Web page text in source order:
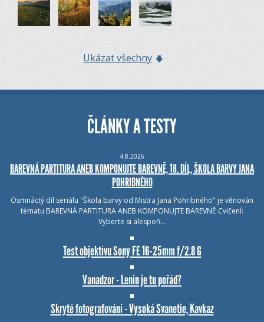
Ukázat všechny
ČLÁNKY A TESTY
4.8.2026
BAREVNÁ PARTITURA ANEB KOMPONUJTE BAREVNĚ, 18. DÍL, ŠKOLA BARVY JANA
POHRIBNÉHO
Osmnáctý díl seriálu "Škola barvy od Mistra Jana Pohribného" je věnován
tématu BAREVNÁ PARTITURA ANEB KOMPONUJTE BAREVNĚ.Cvičení:
Vyberte si alespoň…
Test objektivu Sony FE 16-25mm f/2.8 G
Vanadzor - Lenin je tu pořád?
Skryté fotografování - Vysoká Svanetie, Kavkaz